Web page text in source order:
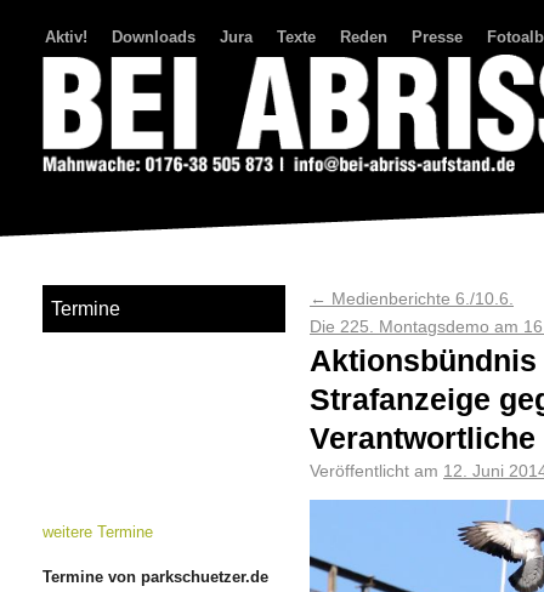
Aktiv! Downloads Jura Texte Reden Presse
← Medienberichte 6./10.6.
Die 225. Montagsdemo am
Aktionsbündnis
Strafanzeige
Verantwortliche
Veröffentlicht am 12. Juni
Termine
weitere Termine
Termine von parkschuetzer.de